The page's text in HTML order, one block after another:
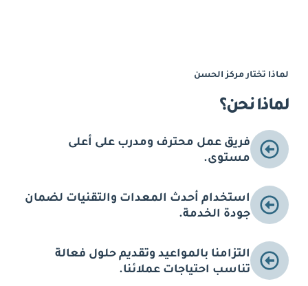
لماذا تختار مركز الحسن
لماذا نحن؟
فريق عمل محترف ومدرب على أعلى
مستوى.
استخدام أحدث المعدات والتقنيات لضمان
جودة الخدمة.
التزامنا بالمواعيد وتقديم حلول فعالة
تناسب احتياجات عملائنا.